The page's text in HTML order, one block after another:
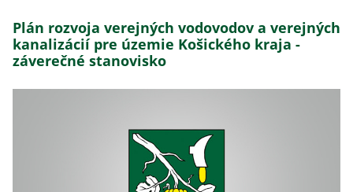
Plán rozvoja verejných vodovodov a verejných
kanalizácií pre územie Košického kraja -
záverečné stanovisko